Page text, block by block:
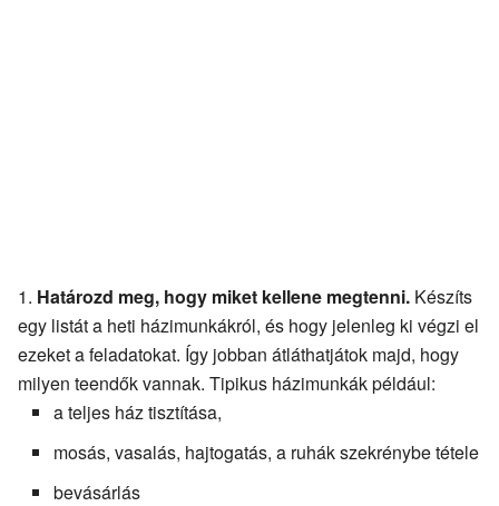
Határozd meg, hogy miket kellene megtenni. Készíts
egy listát a heti házimunkákról, és hogy jelenleg ki végzi el
ezeket a feladatokat. Így jobban átláthatjátok majd, hogy
milyen teendők vannak. Tipikus házimunkák például:
a teljes ház tisztítása,
mosás, vasalás, hajtogatás, a ruhák szekrénybe tétele
bevásárlás